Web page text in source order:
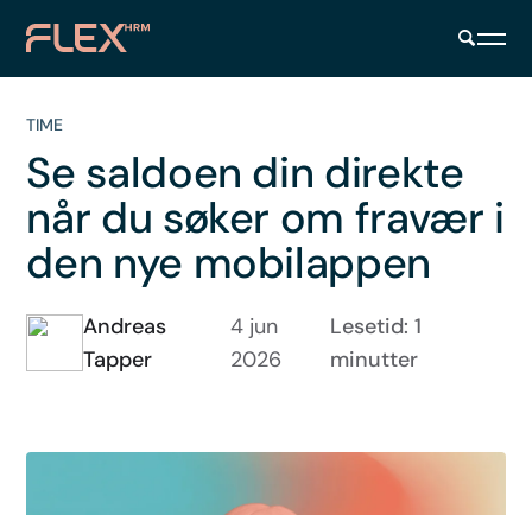
TIME
Se saldoen din direkte
når du søker om fravær i
den nye mobilappen
Andreas
Tapper
4 jun
2026
Lesetid: 1
minutter